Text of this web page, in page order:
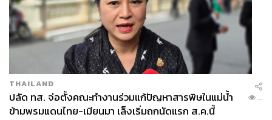
THAILAND
ปลัด ทส. จ่อตั้งคณะทำงานร่วมแก้ปัญหาสารพิษในแม่น้ำ
ข้ามพรมแดนไทย-เมียนมา เล็งเริ่มถกนัดแรก ส.ค.นี้
...